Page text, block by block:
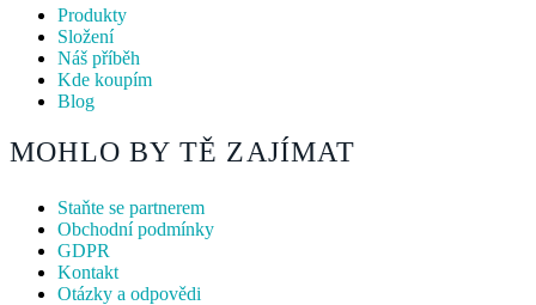
Produkty
Složení
Náš příběh
Kde koupím
Blog
MOHLO BY TĚ ZAJÍMAT
Staňte se partnerem
Obchodní podmínky
GDPR
Kontakt
Otázky a odpovědi